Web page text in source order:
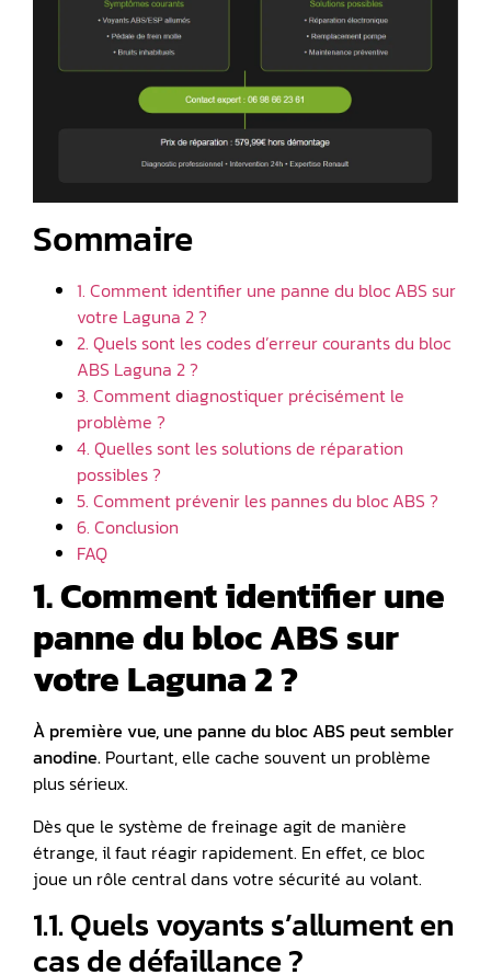
Sommaire
1. Comment identifier une panne du bloc ABS sur
votre Laguna 2 ?
2. Quels sont les codes d’erreur courants du bloc
ABS Laguna 2 ?
3. Comment diagnostiquer précisément le
problème ?
4. Quelles sont les solutions de réparation
possibles ?
5. Comment prévenir les pannes du bloc ABS ?
6. Conclusion
FAQ
1. Comment identifier une
panne du bloc ABS sur
votre Laguna 2 ?
À première vue, une panne du bloc ABS peut sembler
anodine. Pourtant, elle cache souvent un problème
plus sérieux.
Dès que le système de freinage agit de manière
étrange, il faut réagir rapidement. En effet, ce bloc
joue un rôle central dans votre sécurité au volant.
1.1. Quels voyants s’allument en
cas de défaillance ?